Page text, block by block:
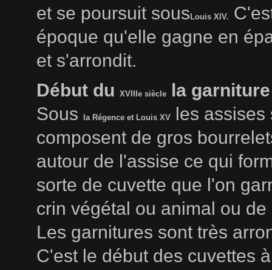
et se poursuit sous Louis XIV.
époque qu'elle gagne en
et s'arrondit.
Début du XVIIIe siècle
la
Sous
la Régence et Louis XV
les assises
composent de gros
autour de l'assise ce qui
sorte de cuvette que l'on
crin végétal ou animal ou de
Les garnitures sont très
C'est le début des cuvettes à